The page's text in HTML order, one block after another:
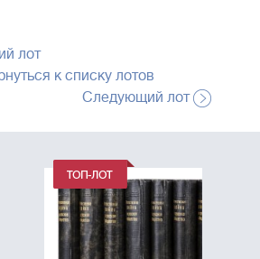
лот
к списку лотов
Следующий лот